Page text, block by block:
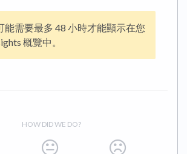
能需要最多 48 小時才能顯示在您
概覽中。
HOW DID WE DO?